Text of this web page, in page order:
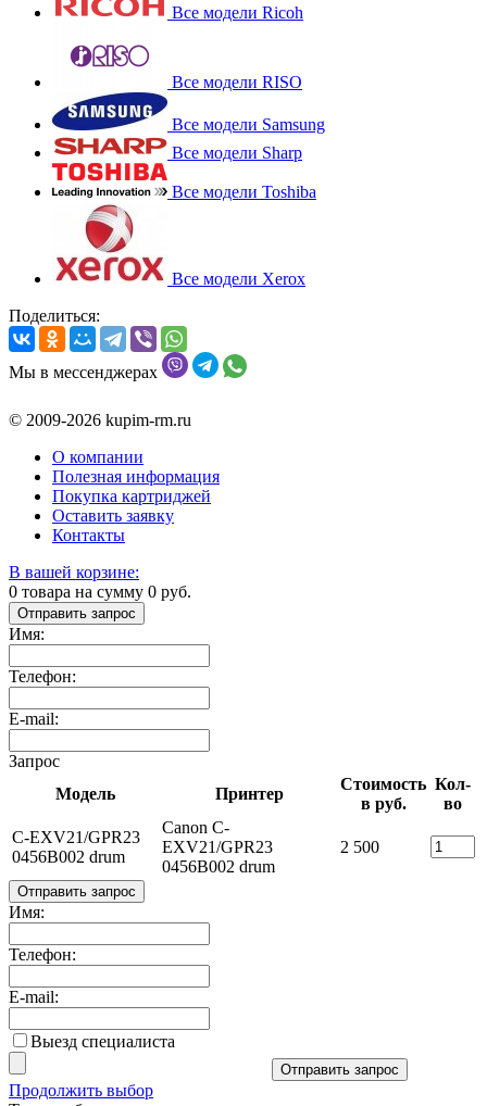
Все модели Ricoh
Все модели RISO
Все модели Samsung
Все модели Sharp
Все модели Toshiba
Все модели Xerox
Поделиться:
Мы в мессенджерах
© 2009-2026 kupim-rm.ru
О компании
Полезная информация
Покупка картриджей
Оставить заявку
Контакты
В вашей корзине:
0 товара на сумму 0 руб.
Отправить запрос
Имя:
Телефон:
E-mail:
Запрос
Модель
Принтер
Стоимость
в руб.
Кол-
во
C-EXV21/GPR23
0456B002 drum
Canon C-
EXV21/GPR23
0456B002 drum
2 500
Отправить запрос
Имя:
Телефон:
E-mail:
Выезд специалиста
Отправить запрос
Продолжить выбор